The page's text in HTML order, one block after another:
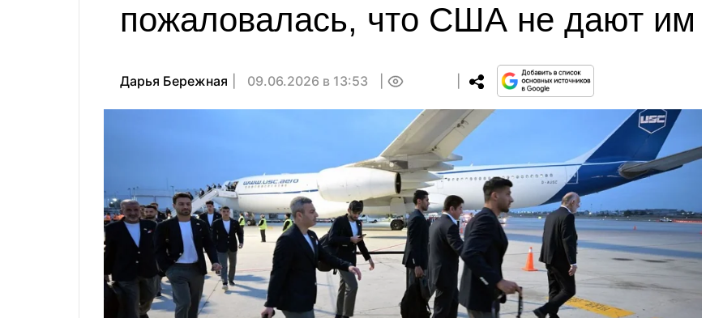
пожаловалась, что США не дают им
Дарья Бережная 09.06.2026 в 13:53